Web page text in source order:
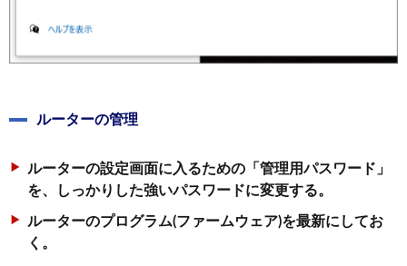
ルーターの管理
ルーターの設定画面に入るための「管理用パスワード」
を、しっかりした強いパスワードに変更する。
ルーターのプログラム(ファームウェア)を最新にしてお
く。